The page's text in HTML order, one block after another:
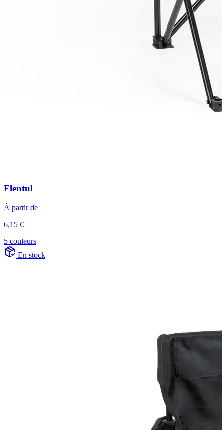
Flentul
À partir de
6,15 €
5 couleurs
En stock